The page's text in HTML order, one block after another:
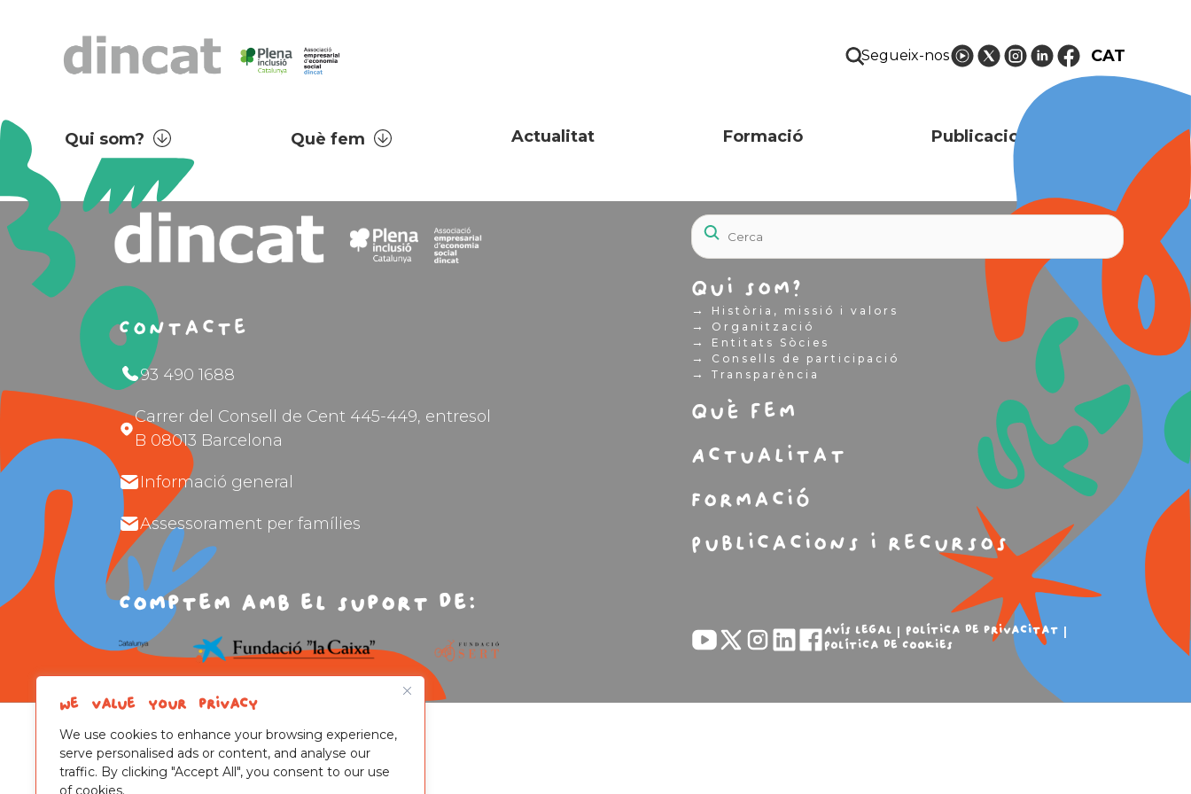
We value your privacy
We use cookies to enhance your browsing experience,
serve personalised ads or content, and analyse our
traffic. By clicking "Accept All", you consent to our use
of cookies.
Segueix-nos CAT
Qui som? Què fem Actualitat Formació Publicacions i recursos
Contacte
93 490 1688
Carrer del Consell de Cent 445-449, entresol
B 08013 Barcelona
Informació general
Assessorament per famílies
Comptem amb el suport de:
Qui som?
→ Història, missió i valors
→ Organització
→ Entitats Sòcies
→ Consells de participació
→ Transparència
Què fem
Actualitat
Formació
Publicacions i recursos
Avís legal
Política de privacitat
Política de Cookies